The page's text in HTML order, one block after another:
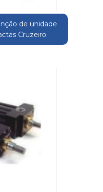
de unidade
Cruzeiro